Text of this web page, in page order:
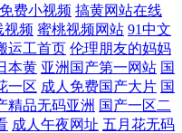
福利 91视频免贵观看 丝袜五
品自偷自偷综合 日韩A级一级
影音先锋av电影网站 亚洲骚逼
费小视频 搞黄网站在线
视频 蜜桃视频网站 91中文
运工首页 伦理朋友的妈妈
本黄 亚洲国产第一网站 国
一区 成人免费国产大片 国
精品无码亚洲 国产一区二
成人午夜网址 五月花无码